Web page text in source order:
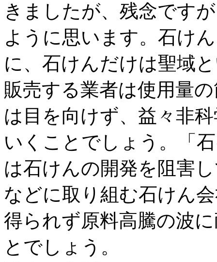
きましたが、残念です
ように思います。石け
に、石けんだけは聖域
販売する業者は使用量
は目を向けず、益々非
いくことでしょう。「
は石けんの開発を阻害
などに取り組む石けん
得られず原料高騰の波
とでしょう。